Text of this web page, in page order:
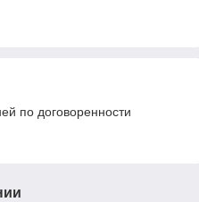
по договоренности